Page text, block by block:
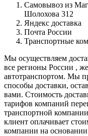
Самовывоз из
Шолохова 312
Яндекс доставка
Почта России
Транспортные
Мы осуществляем
все регионы России ,
автотранспортом. Мы
способы доставки,
вами. Стоимость
тарифов компаний
транспортной
клиент оплачивает
компании на основании